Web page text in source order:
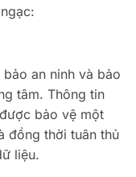
an ninh và bảo
tâm. Thông tin
bảo vệ một
đồng thời tuân thủ
liệu.